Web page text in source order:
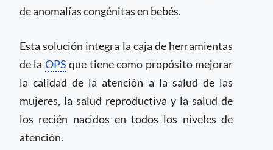
de anomalías congénitas en bebés.
Esta solución integra la caja de herramientas
de la OPS que tiene como propósito mejorar
la calidad de la atención a la salud de las
mujeres, la salud reproductiva y la salud de
los recién nacidos en todos los niveles de
atención.